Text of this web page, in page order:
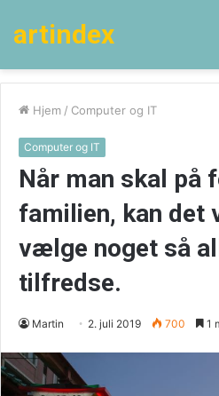
artindex
Hjem / Computer og IT
Computer og IT
Når man skal på
familien, kan
vælge noget så
tilfredse.
Martin 2. juli 2019 700 1